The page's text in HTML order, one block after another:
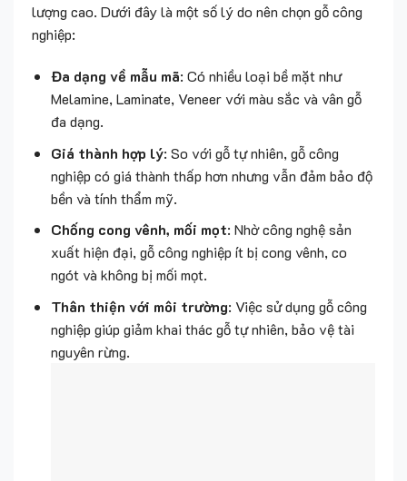
lượng cao. Dưới đây là một số lý do nên chọn gỗ công
nghiệp:
Đa dạng về mẫu mã: Có nhiều loại bề mặt như
Melamine, Laminate, Veneer với màu sắc và vân gỗ
đa dạng.
Giá thành hợp lý: So với gỗ tự nhiên, gỗ công
nghiệp có giá thành thấp hơn nhưng vẫn đảm bảo độ
bền và tính thẩm mỹ.
Chống cong vênh, mối mọt: Nhờ công nghệ sản
xuất hiện đại, gỗ công nghiệp ít bị cong vênh, co
ngót và không bị mối mọt.
Thân thiện với môi trường: Việc sử dụng gỗ công
nghiệp giúp giảm khai thác gỗ tự nhiên, bảo vệ tài
nguyên rừng.